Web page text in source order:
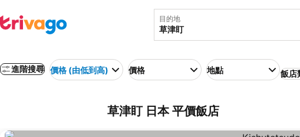
目的地
進階搜尋 價格 (由低到高) 價格 地點 飯店
草津盯 日本 平價飯店